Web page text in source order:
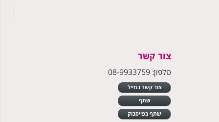
צור קשר
טלפון: 08-9933759
צור קשר במייל
שתף
שתף בפייסבוק